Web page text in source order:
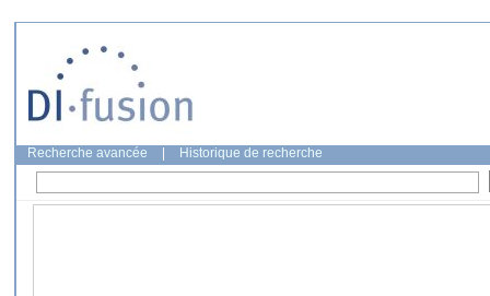
Recherche avancée Historique de recherche